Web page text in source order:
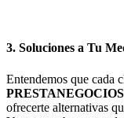
3. Soluciones a Tu
Entendemos que cada
PRESTANEGOCIOS
ofrecerte alternativas